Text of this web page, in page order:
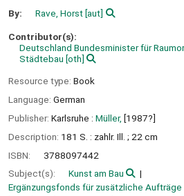
By: Rave, Horst[aut]
Contributor(s):
Deutschland Bundesminister für
Städtebau [oth]
Resource type: Book
Language: German
Publisher: Karlsruhe : Müller, [1987?]
Description: 181 S. : zahlr. Ill. ; 22 cm
ISBN:
3788097442
Subject(s):
Kunst am Bau
Ergänzungsfonds für zusätzliche